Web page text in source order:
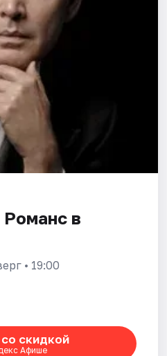
Романс в
• 19:00
скидкой
Афише